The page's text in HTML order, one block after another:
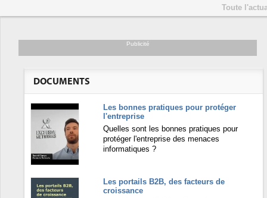
Toute
Publicité
DOCUMENTS
Les bonnes pratiques pour protéger
l'entreprise
Quelles sont les bonnes pratiques pour
protéger l'entreprise des menaces
informatiques ?
Les portails B2B, des facteurs de
croissance